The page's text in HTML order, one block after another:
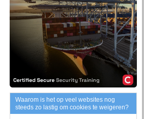
Waarom is het op veel websites nog
steeds zo lastig om cookies te weigeren?